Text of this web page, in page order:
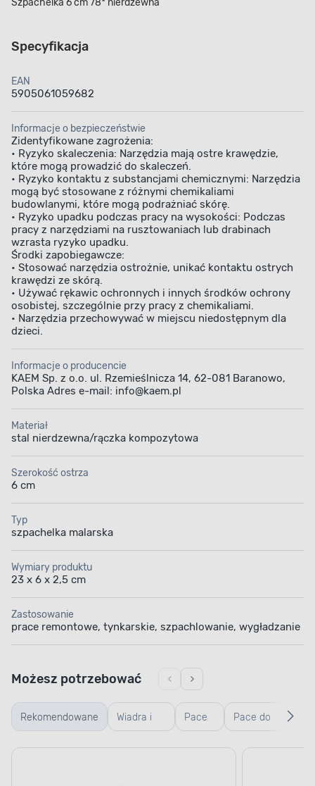
Szpachelka 6 cm 78* nierdzewna
Specyfikacja
EAN
5905061059682
Informacje o bezpieczeństwie
Zidentyfikowane zagrożenia:
• Ryzyko skaleczenia: Narzędzia mają ostre krawędzie,
które mogą prowadzić do skaleczeń.
• Ryzyko kontaktu z substancjami chemicznymi: Narzędzia
mogą być stosowane z różnymi chemikaliami
budowlanymi, które mogą podrażniać skórę.
• Ryzyko upadku podczas pracy na wysokości: Podczas
pracy z narzędziami na rusztowaniach lub drabinach
wzrasta ryzyko upadku.
Środki zapobiegawcze:
• Stosować narzędzia ostrożnie, unikać kontaktu ostrych
krawędzi ze skórą.
• Używać rękawic ochronnych i innych środków ochrony
osobistej, szczególnie przy pracy z chemikaliami.
• Narzędzia przechowywać w miejscu niedostępnym dla
dzieci.
Informacje o producencie
KAEM Sp. z o.o. ul. Rzemieślnicza 14, 62-081 Baranowo,
Polska Adres e-mail: info@kaem.pl
Materiał
stal nierdzewna/rączka kompozytowa
Szerokość ostrza
6 cm
Typ
szpachelka malarska
Wymiary produktu
23 x 6 x 2,5 cm
Zastosowanie
prace remontowe, tynkarskie, szpachlowanie, wygładzanie
Rekomendowane Wiadra i
kastry
Pace
zębate
Pace do
gładzi,
Możesz potrzebować